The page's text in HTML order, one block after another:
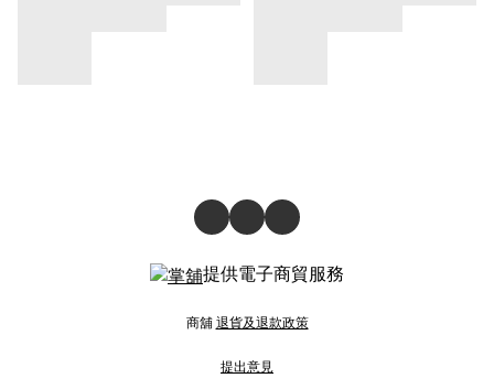
提供電子商貿服務
商舖 退貨及退款政策
提出意見